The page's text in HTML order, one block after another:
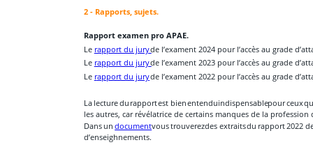
2 - Rapports, sujets.
Rapport examen pro APAE.
Le rapport du jury de l’exament 2024 pour l’accès au grade
Le rapport du jury de l’exament 2023 pour l’accès au grade
Le rapport du jury de l’exament 2022 pour l’accès au grade
La lecturedu rapportest bienentenduindispensablepourceux
les autres, car révélatrice de certains manques de la
Dansun documentvoustrouverezdes extraitsdu rapport 2022
d’enseighnements.